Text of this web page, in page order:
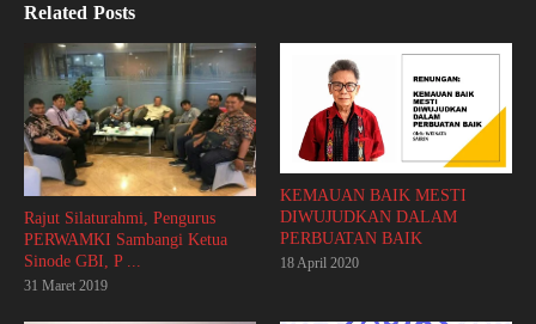
Related Posts
Rajut Silaturahmi, Pengurus
PERWAMKI Sambangi Ketua
Sinode GBI, P ...
31 Maret 2019
KEMAUAN BAIK MESTI
DIWUJUDKAN DALAM
PERBUATAN BAIK
18 April 2020